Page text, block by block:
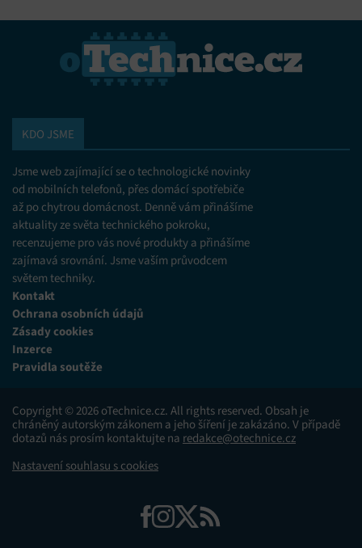
KDO JSME
Jsme web zajímající se o technologické novinky
od mobilních telefonů, přes domácí spotřebiče
až po chytrou domácnost. Denně vám přinášíme
aktuality ze světa technického pokroku,
recenzujeme pro vás nové produkty a přinášíme
zajímavá srovnání. Jsme vaším průvodcem
světem techniky.
Kontakt
Ochrana osobních údajů
Zásady cookies
Inzerce
Pravidla soutěže
Copyright © 2026 oTechnice.cz. All rights reserved. Obsah je
chráněný autorským zákonem a jeho šíření je zakázáno. V případě
dotazů nás prosím kontaktujte na redakce@otechnice.cz
Nastavení souhlasu s cookies